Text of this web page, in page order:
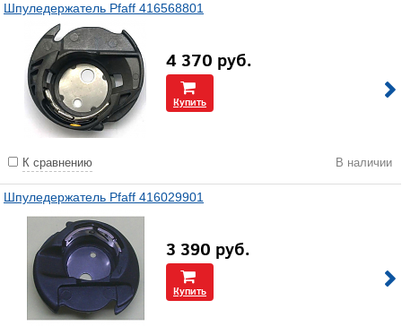
Шпуледержатель Pfaff 416568801
4 370 руб.
Купить
К сравнению В наличии
Шпуледержатель Pfaff 416029901
3 390 руб.
Купить